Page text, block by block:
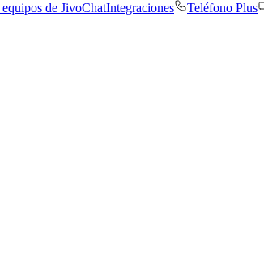
de JivoChatIntegraciones Teléfono Plus